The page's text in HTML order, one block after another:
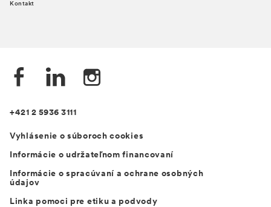
Kontakt
+421 2 5936 3111
Vyhlásenie o súboroch cookies
Informácie o udržateľnom financovaní
Informácie o spracúvaní a ochrane osobných
údajov
Linka pomoci pre etiku a podvody